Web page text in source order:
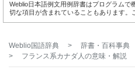
Weblio日本語例文用例辞書はプログラムで
切な項目が含まれていることもあります。
Weblio国語辞典 > 辞書・百科事典
>
フランス系カナダ人の意味・解説